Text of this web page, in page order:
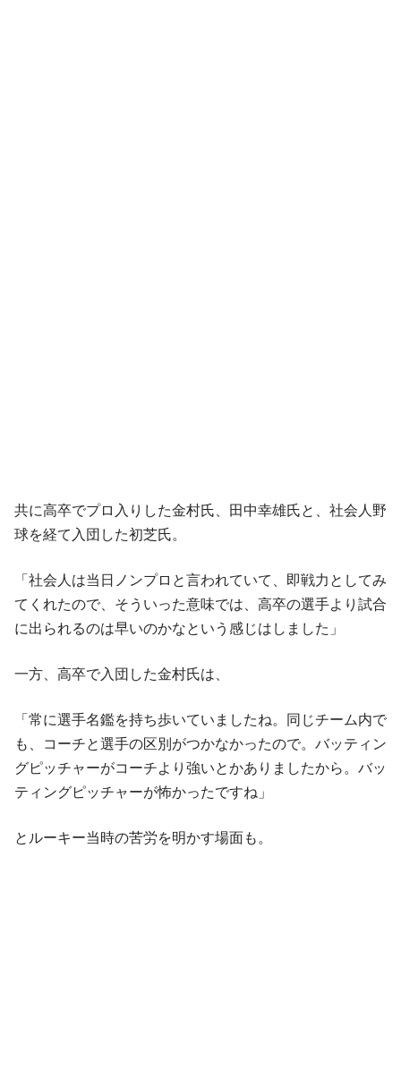
共に高卒でプロ入りした金村氏、田中幸雄氏と、社会人野
球を経て入団した初芝氏。
「社会人は当日ノンプロと言われていて、即戦力としてみ
てくれたので、そういった意味では、高卒の選手より試合
に出られるのは早いのかなという感じはしました」
一方、高卒で入団した金村氏は、
「常に選手名鑑を持ち歩いていましたね。同じチーム内で
も、コーチと選手の区別がつかなかったので。バッティン
グピッチャーがコーチより強いとかありましたから。バッ
ティングピッチャーが怖かったですね」
とルーキー当時の苦労を明かす場面も。